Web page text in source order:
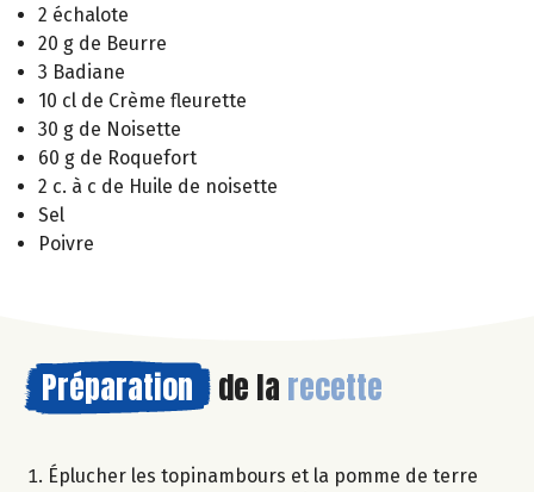
2 échalote
20 g de Beurre
3 Badiane
10 cl de Crème fleurette
30 g de Noisette
60 g de Roquefort
2 c. à c de Huile de noisette
Sel
Poivre
Préparation de la recette
Éplucher les topinambours et la pomme de terre